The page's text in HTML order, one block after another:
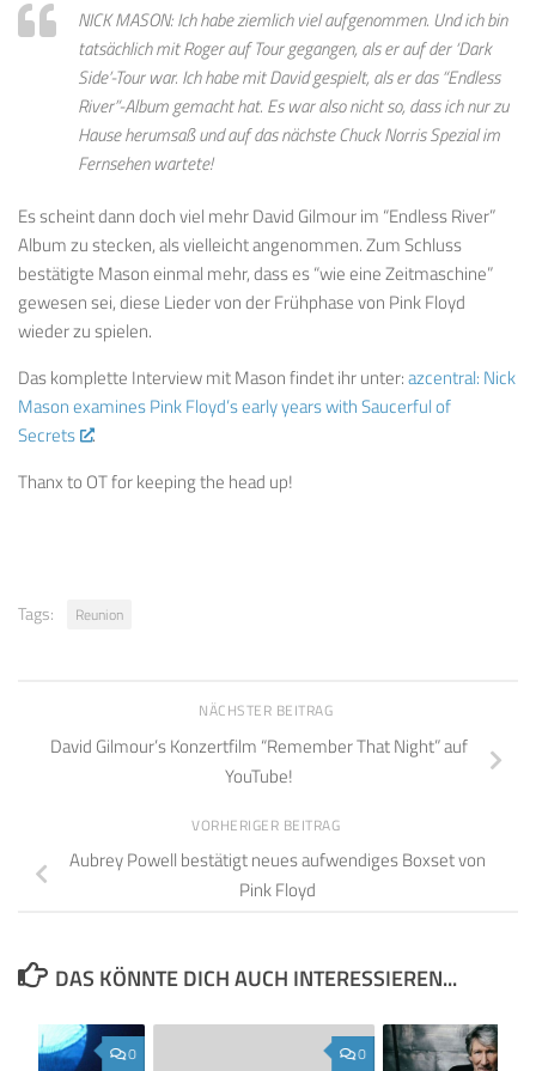
NICK MASON: Ich habe ziemlich viel aufgenommen. Und ich bin
tatsächlich mit Roger auf Tour gegangen, als er auf der ‘Dark
Side’-Tour war. Ich habe mit David gespielt, als er das “Endless
River”-Album gemacht hat. Es war also nicht so, dass ich nur zu
Hause herumsaß und auf das nächste Chuck Norris Spezial im
Fernsehen wartete!
Es scheint dann doch viel mehr David Gilmour im “Endless River”
Album zu stecken, als vielleicht angenommen. Zum Schluss
bestätigte Mason einmal mehr, dass es “wie eine Zeitmaschine”
gewesen sei, diese Lieder von der Frühphase von Pink Floyd
wieder zu spielen.
Das komplette Interview mit Mason findet ihr unter:azcentral: Nick
Mason examines Pink Floyd’s early years with Saucerful of
Secrets
.
Thanx to OT for keeping the head up!
Tags: Reunion
NÄCHSTER BEITRAG
David Gilmour’s Konzertfilm “Remember That Night” auf
YouTube!
VORHERIGER BEITRAG
Aubrey Powell bestätigt neues aufwendiges Boxset von
Pink Floyd
DAS KÖNNTE DICH AUCH INTERESSIEREN...
0
0